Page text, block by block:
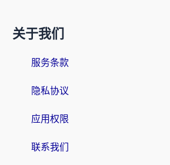
关于我们
服务条款
隐私协议
应用权限
联系我们